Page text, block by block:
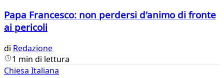
Papa Francesco: non perdersi d'animo di fronte
ai pericoli
di Redazione
1 min di lettura
Chiesa Italiana